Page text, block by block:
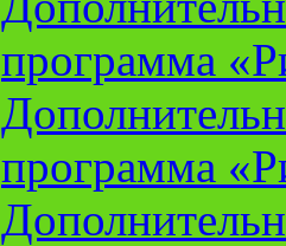
программа
программа